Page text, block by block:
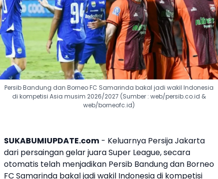
Persib Bandung dan Borneo FC Samarinda bakal jadi wakil Indonesia
di kompetisi Asia musim 2026/2027 (Sumber : web/persib.co.id &
web/borneofc.id)
SUKABUMIUPDATE.com - Keluarnya Persija Jakarta
dari persaingan gelar juara Super League, secara
otomatis telah menjadikan Persib Bandungdan Borneo
FC Samarinda bakal jadiwakil Indonesia di kompetisi